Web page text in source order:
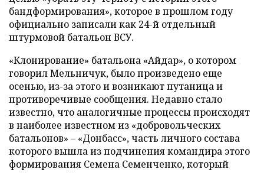
бандформирования», которое в прошлом году
официально записали как 24-й отдельный
штурмовой батальон ВСУ.
«Клонирование» батальона «Айдар», о котором
говорил Мельничук, было произведено еще
осенью, из-за этого и возникают путаница и
противоречивые сообщения. Недавно стало
известно, что аналогичные процессы происходят
в наиболее известном из «добровольческих
батальонов» – «Донбасс», часть личного состава
которого вышла из подчинения командира этого
формирования Семена Семенченко, который